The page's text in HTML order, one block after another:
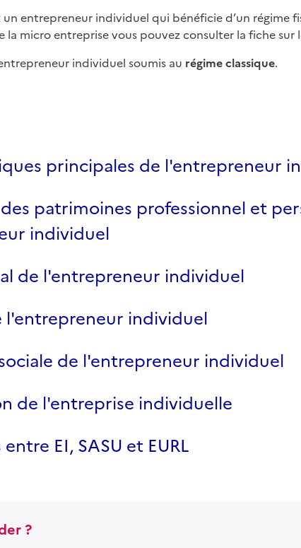
entrepreneur individuel qui bénéficie d’un régime
la micro entreprise vous pouvez consulter la fiche sur
individuel soumis au régime classique.
principales de l'entrepreneur
patrimoines professionnel et
individuel
de l'entrepreneur individuel
l'entrepreneur individuel
de l'entrepreneur individuel
de l'entreprise individuelle
EI, SASU et EURL
?